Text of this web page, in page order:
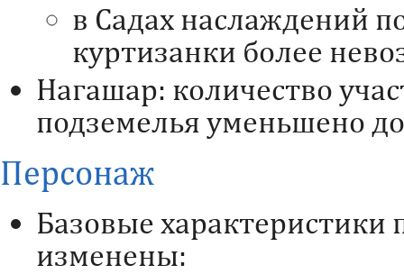
в Садах наслаждений
куртизанки более
Нагашар: количество
подземелья уменьшено
Персонаж
Базовые характеристики
изменены: